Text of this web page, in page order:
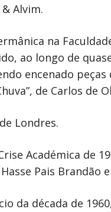
Alvim.
na
ao longo de
encenado
de Carlos de
Londres.
Académica de
Pais Brandão
da década de